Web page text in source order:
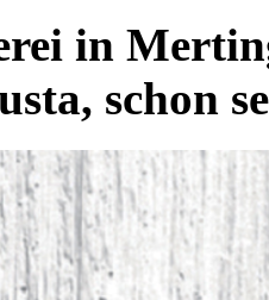
in
schon